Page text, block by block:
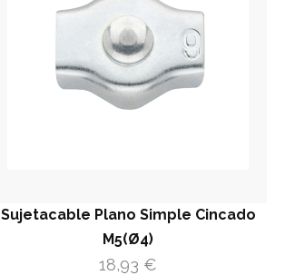
Sujetacable Plano Simple Cincado
M5(Ø4)
18,93 €